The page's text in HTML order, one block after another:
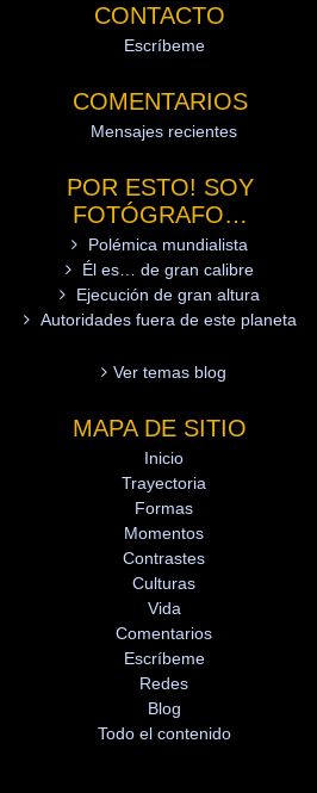
CONTACTO
Escríbeme
COMENTARIOS
Mensajes recientes
POR ESTO! SOY
FOTÓGRAFO…
Polémica mundialista
Él es… de gran calibre
Ejecución de gran altura
Autoridades fuera de este planeta
Ver temas blog
MAPA DE SITIO
Inicio
Trayectoria
Formas
Momentos
Contrastes
Culturas
Vida
Comentarios
Escríbeme
Redes
Blog
Todo el contenido